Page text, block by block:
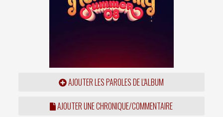
AJOUTER LES PAROLES DE L'ALBUM
AJOUTER UNE CHRONIQUE/COMMENTAIRE